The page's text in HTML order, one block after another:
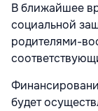
В ближайшее
социальной
родителями-
будет